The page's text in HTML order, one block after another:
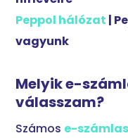
Peppol hálózat |
vagyunk
Melyik e-
válasszam?
Számos e-